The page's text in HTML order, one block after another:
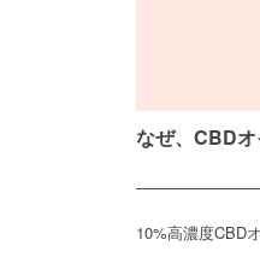
なぜ、 CBD
10%高濃度CBD